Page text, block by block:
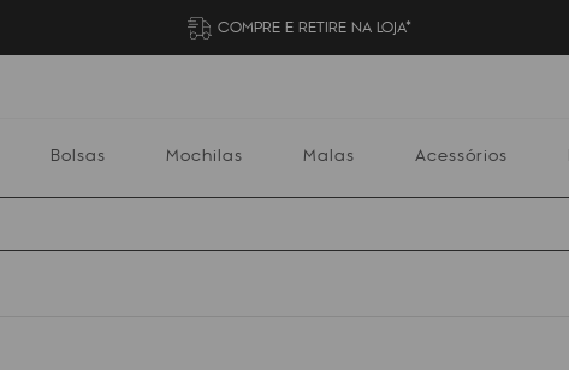
COMPRE E RETIRE NA LOJA*
Bolsas Mochilas Malas Acessórios